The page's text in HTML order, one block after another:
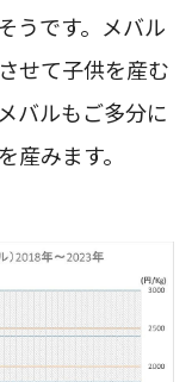
うです。メバル
せて子供を産む
バルもご多分に
みます。